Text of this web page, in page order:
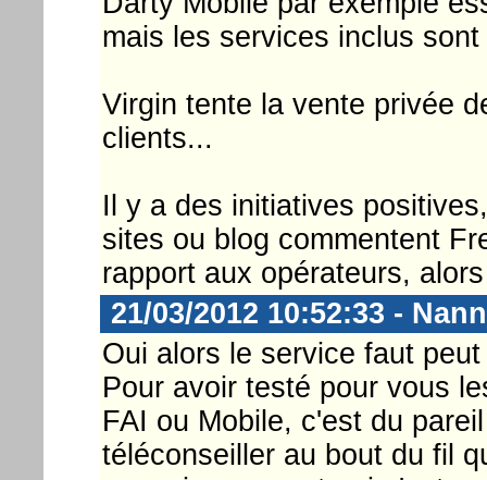
mais les services inclus
Virgin tente la vente privée
clients...
Il y a des initiatives
sites ou blog commentent
rapport aux opérateurs,
21/03/2012 10:52:33 -
Oui alors le service faut
Pour avoir testé pour vous
FAI ou Mobile, c'est du
téléconseiller au bout du fil